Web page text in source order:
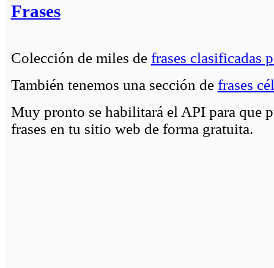
Frases
Colección de miles de frases clasificadas
También tenemos una sección de frases
Muy pronto se habilitará el API para que
frases en tu sitio web de forma gratuita.